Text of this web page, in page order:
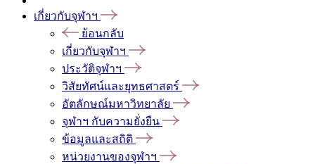
เกี่ยวกับจุฬาฯ
ย้อนกลับ
เกี่ยวกับจุฬาฯ
ประวัติจุฬาฯ
วิสัยทัศน์และยุทธศาสตร์
อัตลักษณ์มหาวิทยาลัย
จุฬาฯ กับความยั่งยืน
ข้อมูลและสถิติ
หน่วยงานของจุฬาฯ